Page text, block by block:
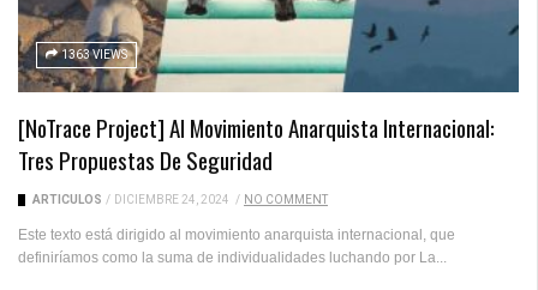
1363 VIEWS
[NoTrace Project] Al Movimiento Anarquista Internacional:
Tres Propuestas De Seguridad
ARTICULOS / DICIEMBRE 24, 2024 / NO COMMENT
Este texto está dirigido al movimiento anarquista internacional, que
definiríamos como la suma de individualidades luchando por La...